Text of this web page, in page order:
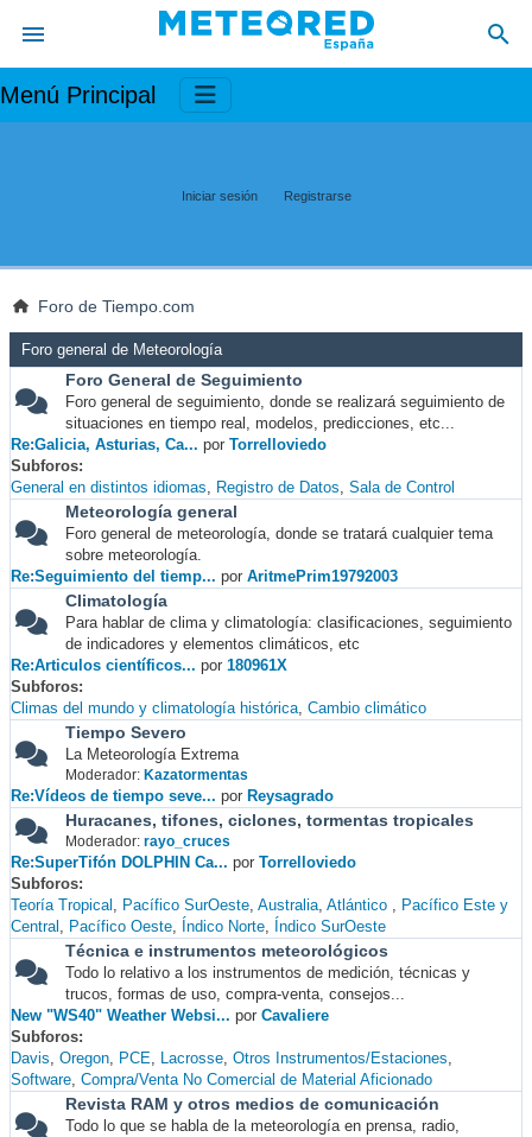
Menú Principal
Iniciar sesión Registrarse
Foro de Tiempo.com
Foro general de Meteorología
Foro General de Seguimiento
Foro general de seguimiento, donde se realizará seguimiento de
situaciones en tiempo real, modelos, predicciones, etc...
Re:Galicia, Asturias, Ca... por Torrelloviedo
Subforos
General en distintos idiomas
Registro de Datos Sala de Control
Meteorología general
Foro general de meteorología, donde se tratará cualquier tema
sobre meteorología.
Re:Seguimiento del tiemp... por AritmePrim19792003
Climatología
Para hablar de clima y climatología: clasificaciones, seguimiento
de indicadores y elementos climáticos, etc
Re:Articulos científicos... por 180961X
Subforos
Climas del mundo y climatología histórica Cambio climático
Tiempo Severo
La Meteorología Extrema
Moderador: Kazatormentas
Re:Vídeos de tiempo seve... por Reysagrado
Huracanes, tifones, ciclones, tormentas tropicales
Moderador: rayo_cruces
Re:SuperTifón DOLPHIN Ca... por Torrelloviedo
Subforos
Teoría Tropical
Pacífico SurOeste Australia Atlántico
Pacífico Este y
Central
Pacífico Oeste Índico Norte Índico SurOeste
Técnica e instrumentos meteorológicos
Todo lo relativo a los instrumentos de medición, técnicas y
trucos, formas de uso, compra-venta, consejos...
New "WS40" Weather Websi... por Cavaliere
Subforos
Davis Oregon PCE Lacrosse Otros Instrumentos/Estaciones
Software Compra/Venta No Comercial de Material Aficionado
Revista RAM y otros medios de comunicación
Todo lo que se habla de la meteorología en prensa, radio,